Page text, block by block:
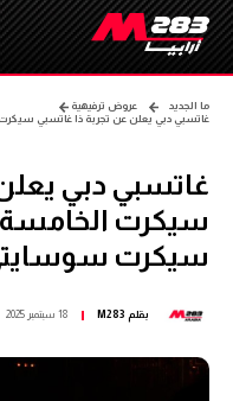
ما الجديد
عروض ترفيهية
غاتسبي دبي يعلن عن تجربة ذا غاتسبي
غاتسبي دبي
سيكرت الخامسة
سيكرت
بقلم M283 18 سبتمبر 2025